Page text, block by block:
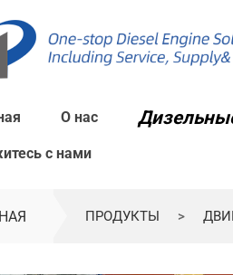
О нас
с нами
ПРОДУКТЫ >